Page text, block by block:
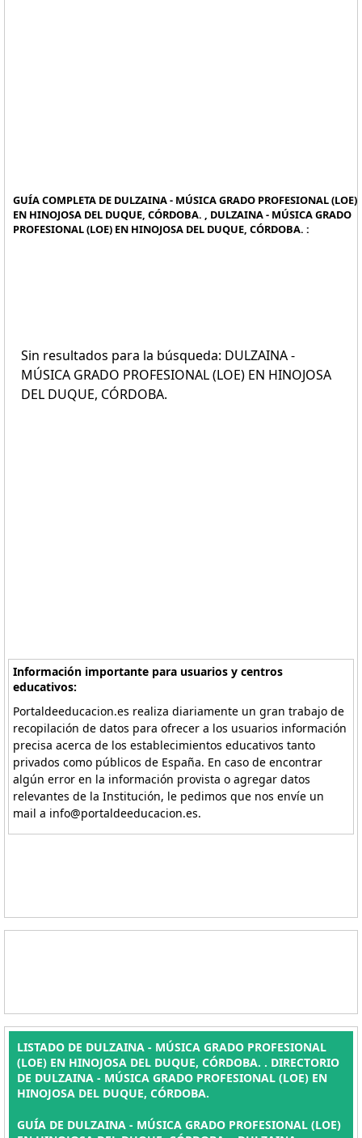
GUÍA COMPLETA DE DULZAINA - MÚSICA GRADO PROFESIONAL (LOE)
EN HINOJOSA DEL DUQUE, CÓRDOBA. , DULZAINA - MÚSICA GRADO
PROFESIONAL (LOE) EN HINOJOSA DEL DUQUE, CÓRDOBA. :
Sin resultados para la búsqueda: DULZAINA -
MÚSICA GRADO PROFESIONAL (LOE) EN HINOJOSA
DEL DUQUE, CÓRDOBA.
Información importante para usuarios y centros
educativos:
Portaldeeducacion.es realiza diariamente un gran trabajo de
recopilación de datos para ofrecer a los usuarios información
precisa acerca de los establecimientos educativos tanto
privados como públicos de España. En caso de encontrar
algún error en la información provista o agregar datos
relevantes de la Institución, le pedimos que nos envíe un
mail a info@portaldeeducacion.es.
LISTADO DE DULZAINA - MÚSICA GRADO PROFESIONAL
(LOE) EN HINOJOSA DEL DUQUE, CÓRDOBA. . DIRECTORIO
DE DULZAINA - MÚSICA GRADO PROFESIONAL (LOE) EN
HINOJOSA DEL DUQUE, CÓRDOBA.
GUÍA DE DULZAINA - MÚSICA GRADO PROFESIONAL (LOE)